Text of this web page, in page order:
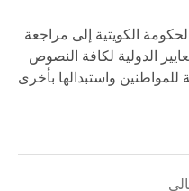
الكويتية إلى مراجعة
الدولية لكافة النصوص
للمواطنين واستبدالها بأخرى